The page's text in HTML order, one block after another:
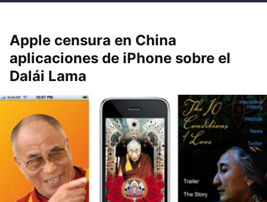
Apple censura en China
aplicaciones de iPhone sobre el
Dalái Lama